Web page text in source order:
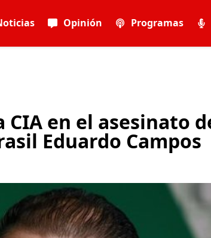
Opinión Programas
CIA en el asesinato
Eduardo Campos